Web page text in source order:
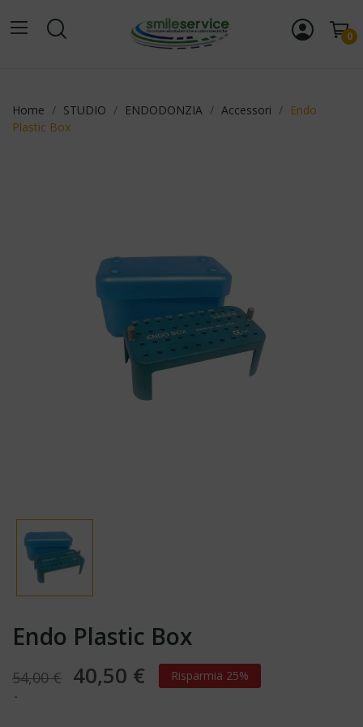
0
Home STUDIO ENDODONZIA Accessori
Endo
Plastic Box
Endo Plastic Box
54,00 € 40,50 € Risparmia 25%